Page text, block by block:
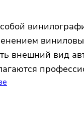
внешний вид